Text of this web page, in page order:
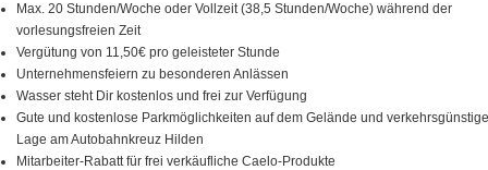
Max. 20 Stunden/Woche oder Vollzeit (38,5 Stunden/Woche) während der
vorlesungsfreien Zeit
Vergütung von 11,50€ pro geleisteter Stunde
Unternehmensfeiern zu besonderen Anlässen
Wasser steht Dir kostenlos und frei zur Verfügung
Gute und kostenlose Parkmöglichkeiten auf dem Gelände und verkehrsgünstige
Lage am Autobahnkreuz Hilden
Mitarbeiter-Rabatt für frei verkäufliche Caelo-Produkte